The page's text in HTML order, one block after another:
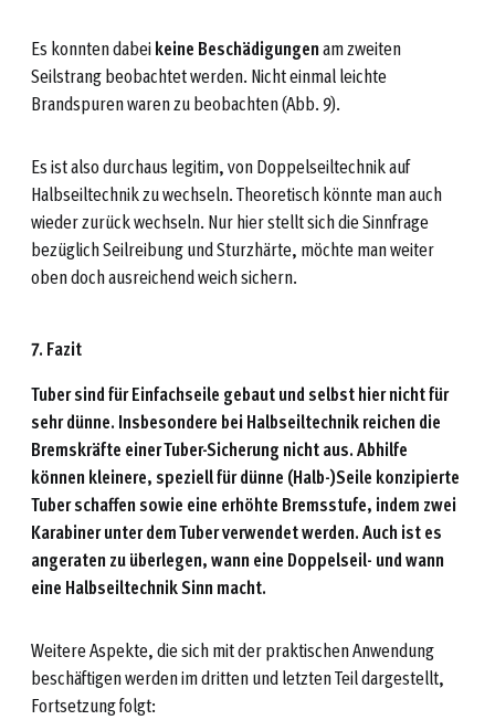
Es konnten dabeikeine Beschädigungenam zweiten
Seilstrang beobachtet werden. Nicht einmal leichte
Brandspuren waren zu beobachten (Abb. 9).
Es ist also durchaus legitim, von Doppelseiltechnik auf
Halbseiltechnik zu wechseln. Theoretisch könnte man auch
wieder zurück wechseln. Nur hier stellt sich die Sinnfrage
bezüglich Seilreibung und Sturzhärte, möchte man weiter
oben doch ausreichend weich sichern.
7. Fazit
Tuber sind für Einfachseile gebaut und selbst hier nicht für
sehr dünne. Insbesondere bei Halbseiltechnik reichen die
Bremskräfte einer Tuber-Sicherung nicht aus. Abhilfe
können kleinere, speziell für dünne (Halb-)Seile konzipierte
Tuber schaffen sowie eine erhöhte Bremsstufe, indem zwei
Karabiner unter dem Tuber verwendet werden. Auch ist es
angeraten zu überlegen, wann eine Doppelseil- und wann
eine Halbseiltechnik Sinn macht.
Weitere Aspekte, die sich mit der praktischen Anwendung
beschäftigen werden im dritten und letzten Teil dargestellt,
Fortsetzung folgt: